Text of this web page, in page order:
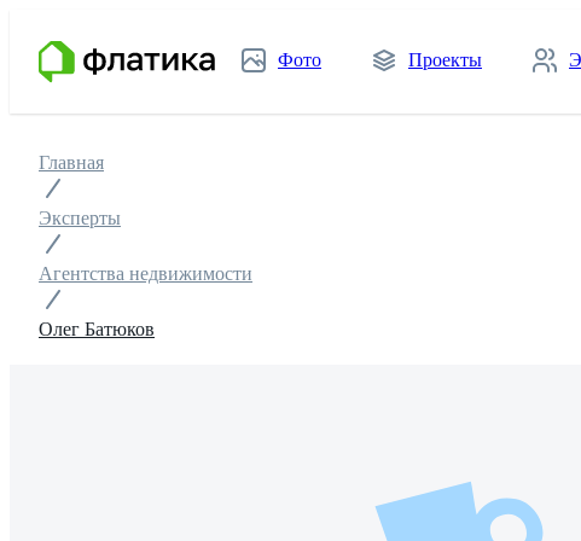
Фото Проекты
Главная
Эксперты
Агентства недвижимости
Олег Батюков